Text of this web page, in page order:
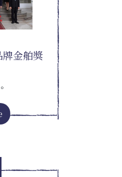
金舶獎